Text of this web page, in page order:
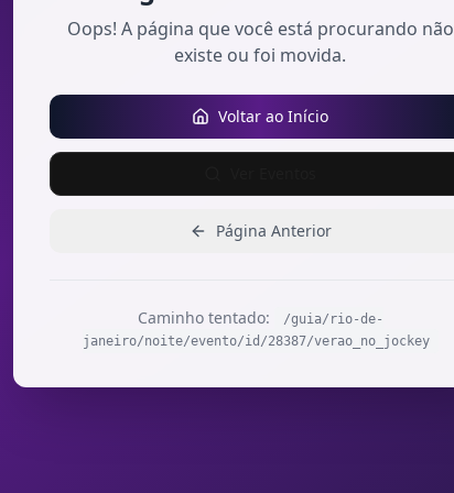
Oops! A página que você está procurando não
existe ou foi movida.
Voltar ao Início
Página Anterior
Caminho tentado:
/guia/rio-de-
janeiro/noite/evento/id/28387/verao_no_jockey